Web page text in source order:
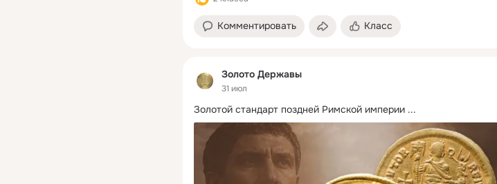
Комментировать Класс
Золото Державы
31 июл
Золотой стандарт поздней Римской империи ...